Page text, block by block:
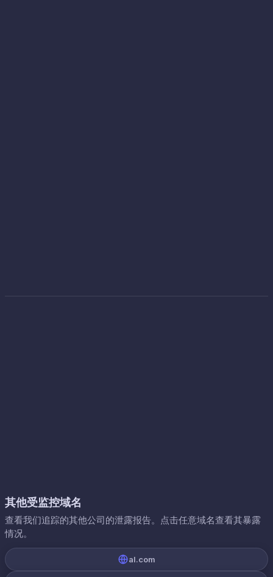
其他受监控域名
查看我们追踪的其他公司的泄露报告。点击任意域名查看其暴露
情况。
al.com